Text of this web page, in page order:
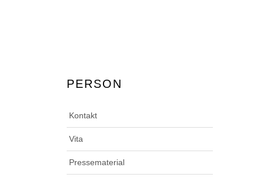
PERSON
Kontakt
Vita
Pressematerial